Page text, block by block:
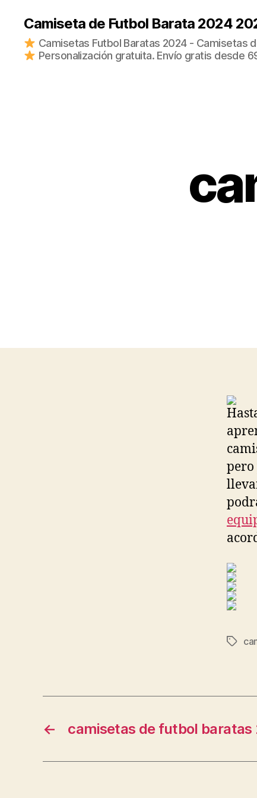
Camiseta de Futbol Barata 2024
Camisetas Futbol Baratas 2024 - Camisetas
Personalización gratuita. Envío gratis desde
pero
← camisetas de futbol baratas